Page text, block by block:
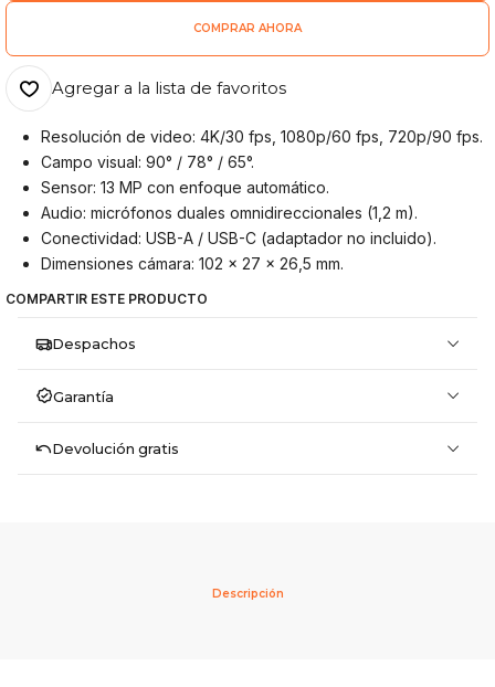
COMPRAR AHORA
Agregar a la lista de favoritos
Resolución de video: 4K/30 fps, 1080p/60 fps, 720p/90 fps.
Campo visual: 90° / 78° / 65°.
Sensor: 13 MP con enfoque automático.
Audio: micrófonos duales omnidireccionales (1,2 m).
Conectividad: USB-A / USB-C (adaptador no incluido).
Dimensiones cámara: 102 × 27 × 26,5 mm.
COMPARTIR ESTE PRODUCTO
Despachos
Garantía
Devolución gratis
Descripción